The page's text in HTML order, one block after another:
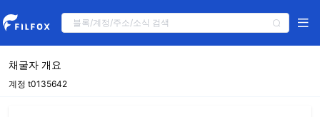
채굴자 개요
계정 t0135642